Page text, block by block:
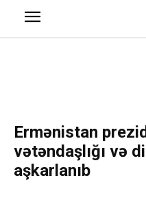
Ermənistan
vətəndaşlığı və
aşkarlanıb